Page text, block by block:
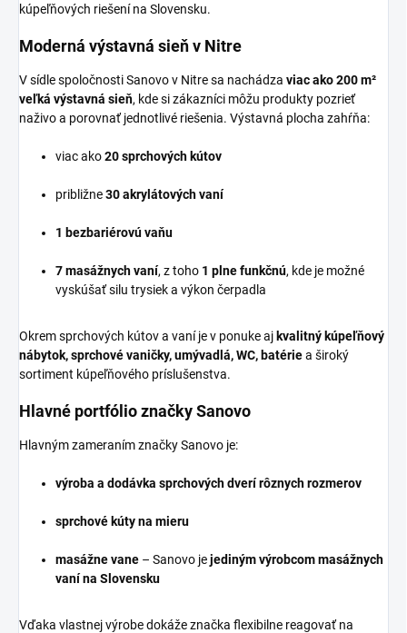
kúpeľňových riešení na Slovensku.
Moderná výstavná sieň v Nitre
V sídle spoločnosti Sanovo v Nitre sa nachádza viac ako 200 m²
veľká výstavná sieň, kde si zákazníci môžu produkty pozrieť
naživo a porovnať jednotlivé riešenia. Výstavná plocha zahŕňa:
viac ako20 sprchových kútov
približne30 akrylátových vaní
1 bezbariérovú vaňu
7 masážnych vaní, z toho 1 plne funkčnú, kde je možné
vyskúšať silu trysiek a výkon čerpadla
Okrem sprchových kútov a vaní je v ponuke ajkvalitný kúpeľňový
nábytok, sprchové vaničky, umývadlá, WC, batériea široký
sortiment kúpeľňového príslušenstva.
Hlavné portfólio značky Sanovo
Hlavným zameraním značky Sanovo je:
výroba a dodávka sprchových dverí rôznych rozmerov
sprchové kúty na mieru
masážne vane – Sanovo jejediným výrobcom masážnych
vaní na Slovensku
Vďaka vlastnej výrobe dokáže značka flexibilne reagovať na